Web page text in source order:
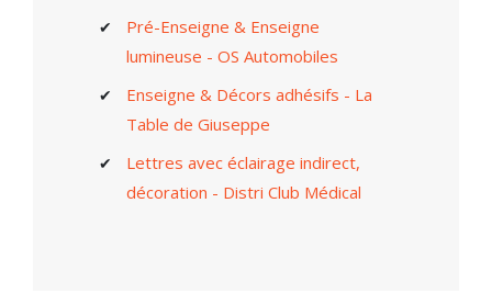
Pré-Enseigne & Enseigne
lumineuse - OS Automobiles
Enseigne & Décors adhésifs - La
Table de Giuseppe
Lettres avec éclairage indirect,
décoration - Distri Club Médical